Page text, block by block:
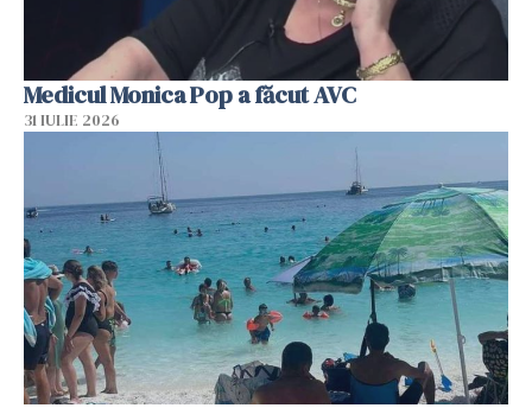
Medicul Monica Pop a făcut AVC
31 IULIE 2026